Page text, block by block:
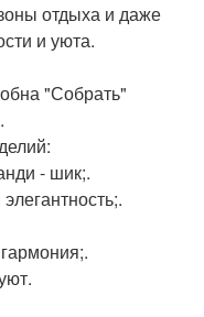
отдыха и даже
и уюта.
"Собрать"
- шик;.